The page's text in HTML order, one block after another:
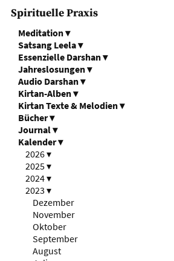
Spirituelle Praxis
Meditation▾
Satsang Leela▾
Essenzielle Darshan▾
Jahreslosungen▾
Audio Darshan▾
Kirtan-Alben▾
Kirtan Texte & Melodien▾
Bücher▾
Journal▾
Kalender▾
2026▾
2025▾
2024▾
2023 ▾
Dezember
November
Oktober
September
August